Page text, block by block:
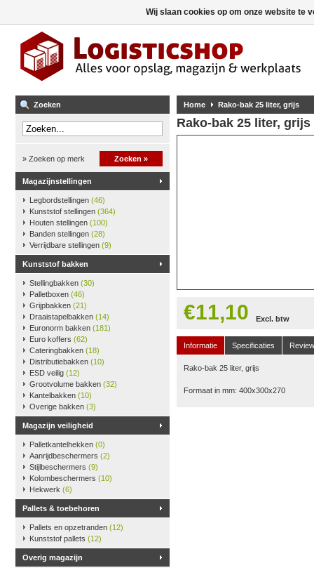
Zoeken
» Zoeken op merk Zoeken »
Magazijnstellingen
Legbordstellingen (46)
Kunststof stellingen (364)
Houten stellingen (100)
Banden stellingen (28)
Verrijdbare stellingen (9)
Kunststof bakken
Stellingbakken (30)
Palletboxen (46)
Grijpbakken (21)
Draaistapelbakken (14)
Euronorm bakken (181)
Euro koffers (62)
Cateringbakken (18)
Distributiebakken (10)
ESD veilig (12)
Grootvolume bakken (32)
Kantelbakken (10)
Overige bakken (3)
Magazijn veiligheid
Palletkantelhekken (0)
Aanrijdbeschermers (2)
Stijlbeschermers (9)
Kolombeschermers (10)
Hekwerk (6)
Pallets & toebehoren
Pallets en opzetranden (12)
Kunststof pallets (12)
Overig magazijn
Home Rako-bak 25 liter, grijs
Rako-bak 25 liter, grijs
€11,10 Excl. btw
Informatie Specificaties
Rako-bak 25 liter, grijs
Formaat in mm: 400x300x270
Wij slaan cookies op om onze website te